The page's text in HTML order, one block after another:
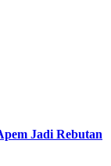
Jadi Rebutan